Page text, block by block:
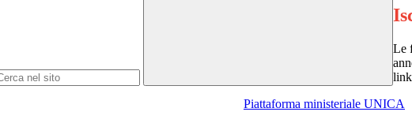
Le
Piattaforma ministeriale UNICA